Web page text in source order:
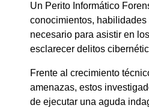
Un Perito Informático
conocimientos,
necesario para asistir en
esclarecer delitos
Frente al crecimiento
amenazas, estos
de ejecutar una aguda